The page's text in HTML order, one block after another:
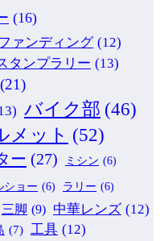
(16)
ァンディング (12)
タンプラリー (13)
(21)
バイク部 (46)
メット (52)
ー (27) ミシン (6)
ショー (6) ラリー (6)
三脚 (9) 中華レンズ (12)
(7) 工具 (12)